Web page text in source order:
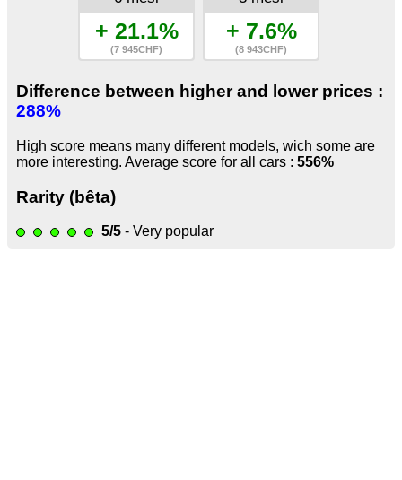
+ 21.1%
(7 945CHF)
+ 7.6%
(8 943CHF)
Difference between higher and lower prices :
288%
High score means many different models, wich some are
more interesting. Average score for all cars : 556%
Rarity (bêta)
5/5 - Very popular